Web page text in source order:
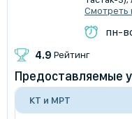
Смотреть
пн-
4.9 Рейтинг
Предоставляемые
КТ и МРТ